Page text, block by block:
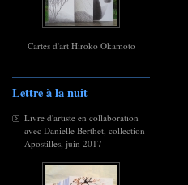
Cartes d'art Hiroko Okamoto
Lettre à la nuit
Livre d'artiste en collaboration
avec Danielle Berthet, collection
Apostilles, juin 2017